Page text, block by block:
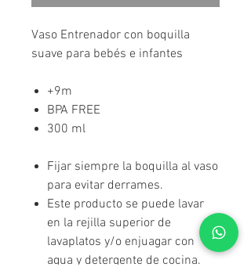
Vaso Entrenador con boquilla
suave para bebés e infantes
+9m
BPA FREE
300 ml
Fijar siempre la boquilla al vaso
para evitar derrames.
Este producto se puede lavar
en la rejilla superior de
lavaplatos y/o enjuagar con
agua y detergente de cocina.